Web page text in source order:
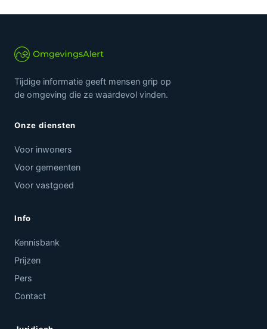
Tijdige informatie geeft mensen grip op
de omgeving die ze waardevol vinden.
Onze diensten
Voor inwoners
Voor gemeenten
Voor vastgoed
Info
Kennisbank
Prijzen
Pers
Contact